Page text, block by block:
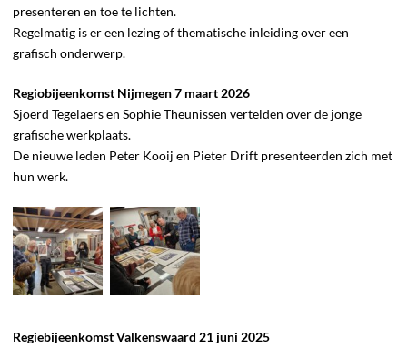
presenteren en toe te lichten.
Regelmatig is er een lezing of thematische inleiding over een
grafisch onderwerp.
Regiobijeenkomst Nijmegen 7 maart 2026
Sjoerd Tegelaers en Sophie Theunissen vertelden over de jonge
grafische werkplaats.
De nieuwe leden Peter Kooij en Pieter Drift presenteerden zich met
hun werk.
Regiebijeenkomst Valkenswaard 21 juni 2025